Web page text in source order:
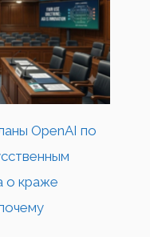
OpenAI по
о краже